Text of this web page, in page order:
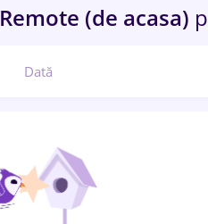
Remote (de acasa)
Dată